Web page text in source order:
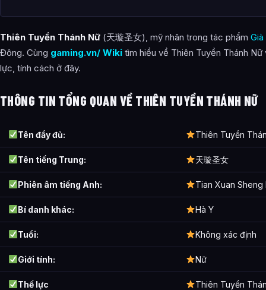
Cảnh giới tu luyện của Thiên Tuyền Thánh Nữ như thế nào?
Thiên Tuyền Thánh Nữ xuất hiện trong tác phẩm nào?
Thiên Tuyền Thánh Nữ (天璇圣女), mỹ nhân trong tác phẩm
Đông. Cùng gaming.vn/ Wiki tìm hiểu về Thiên Tuyền Thánh
lực, tính cách ở đây.
THÔNG TIN TỔNG QUAN VỀ THIÊN TUYỀN THÁNH NỮ
Tên đầy đủ: Thiên Tuyền
Tên tiếng Trung: 天璇圣女
Phiên âm tiếng Anh: Tian Xuan Sheng
Bí danh khác: Hà Y
Tuổi: Không xác định
Giới tính: Nữ
Thế lực Thiên Tuyền